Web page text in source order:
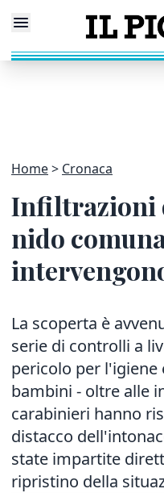
Home Cronaca
Infiltrazioni
nido
La scoperta è
serie di controlli a
pericolo per l'igiene
bambini - oltre alle
carabinieri hanno
distacco
state impartite
ripristino della